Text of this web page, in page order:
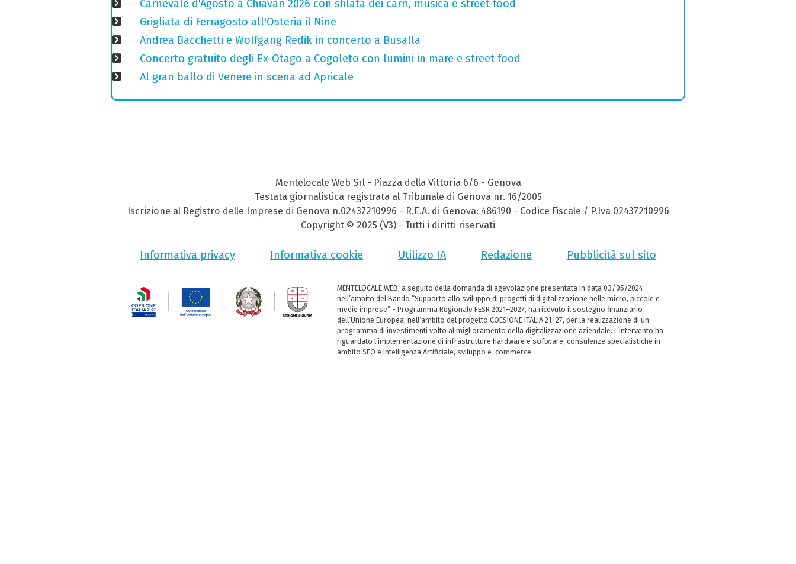
Carnevale d'Agosto a Chiavari 2026 con sfilata dei carri, musica e street food
Grigliata di Ferragosto all'Osteria il Nine
Andrea Bacchetti e Wolfgang Redik in concerto a Busalla
Concerto gratuito degli Ex-Otago a Cogoleto con lumini in mare e street food
Al gran ballo di Venere in scena ad Apricale
Mentelocale Web Srl - Piazza della Vittoria 6/6 - Genova
Testata giornalistica registrata al Tribunale di Genova nr. 16/2005
Iscrizione al Registro delle Imprese di Genova n.02437210996 - R.E.A. di Genova: 486190 - Codice Fiscale / P.Iva 02437210996
Copyright © 2025 (V3) - Tutti i diritti riservati
Informativa privacy Informativa cookie Utilizzo IA Redazione Pubblicità sul sito
MENTELOCALE WEB, a seguito della domanda di agevolazione presentata in data 03/05/2024
nell’ambito del Bando “Supporto allo sviluppo di progetti di digitalizzazione nelle micro, piccole e
medie imprese” - Programma Regionale FESR 2021–2027, ha ricevuto il sostegno finanziario
dell’Unione Europea, nell’ambito del progetto COESIONE ITALIA 21–27, per la realizzazione di un
programma di investimenti volto al miglioramento della digitalizzazione aziendale. L’intervento ha
riguardato l’implementazione di infrastrutture hardware e software, consulenze specialistiche in
ambito SEO e Intelligenza Artificiale, sviluppo e-commerce